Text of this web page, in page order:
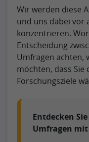
Wir werden diese
und uns dabei vor
konzentrieren.
Entscheidung
Umfragen achten,
möchten, dass
Forschungsziele
Entdecken
Umfragen